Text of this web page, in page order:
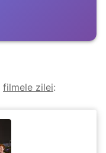
filmele zilei: